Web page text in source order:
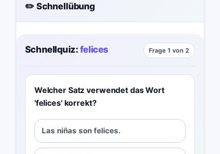
✏️ Schnellübung
Schnellquiz:felices Frage 1 von 2
Welcher Satz verwendet das Wort
'felices' korrekt?
Las niñas son felices.